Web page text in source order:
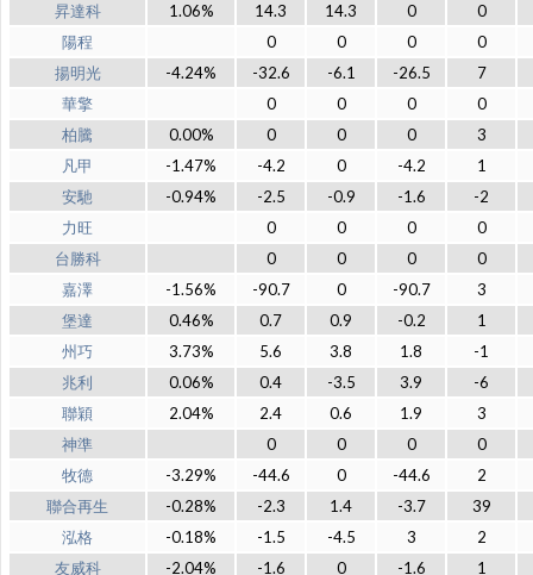
昇達科
1.06% 14.3 14.3 0
0
陽程
0 0 0
0
揚明光
-4.24% -32.6 -6.1 -26.5
7
華擎
0 0 0
0
柏騰
0.00% 0 0 0
3
凡甲
-1.47% -4.2 0 -4.2
1
安馳
-0.94% -2.5 -0.9 -1.6
-2
力旺
0 0 0
0
台勝科
0 0 0
0
嘉澤
-1.56% -90.7 0 -90.7
3
堡達
0.46% 0.7 0.9 -0.2
1
州巧
3.73% 5.6 3.8 1.8
-1
兆利
0.06% 0.4 -3.5 3.9
-6
聯穎
2.04% 2.4 0.6 1.9
3
神準
0 0 0
0
牧德
-3.29% -44.6 0 -44.6
2
聯合再生
-0.28% -2.3 1.4 -3.7
39
泓格
-0.18% -1.5 -4.5 3
2
友威科
-2.04% -1.6 0 -1.6 1